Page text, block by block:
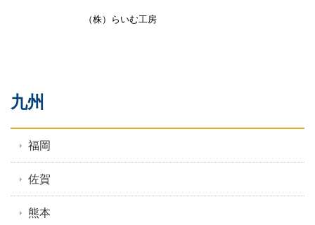
九州
福岡
佐賀
熊本